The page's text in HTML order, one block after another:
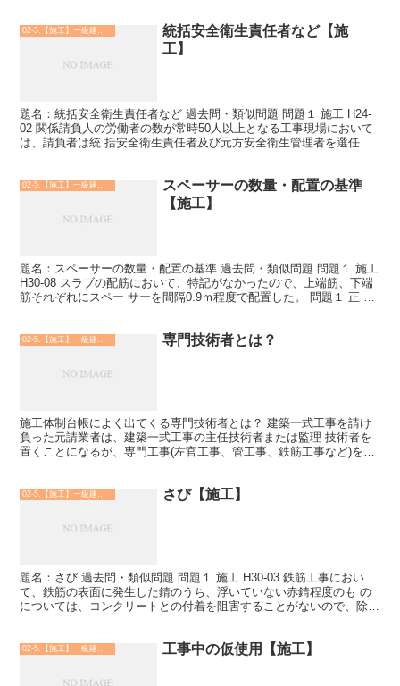
統括安全衛生責任者など【施
工】
題名：統括安全衛生責任者など 過去問・類似問題 問題１ 施工 H24-
02 関係請負人の労働者の数が常時50人以上となる工事現場において
は、請負者は統 括安全衛生責任者及び元方安全衛生管理者を選任
スペーサーの数量・配置の基準
【施工】
題名：スペーサーの数量・配置の基準 過去問・類似問題 問題１ 施工
H30-08 スラブの配筋において、特記がなかったので、上端筋、下端
筋それぞれにスペー サーを間隔0.9ｍ程度で配置した。 問題１ 正 問
専門技術者とは？
施工体制台帳によく出てくる専門技術者とは？ 建築一式工事を請け
負った元請業者は、建築一式工事の主任技術者または監理 技術者を
置くことになるが、専門工事(左官工事、管工事、鉄筋工事など)を、
さび【施工】
題名：さび 過去問・類似問題 問題１ 施工 H30-03 鉄筋工事におい
て、鉄筋の表面に発生した錆のうち、浮いていない赤錆程度のも の
については、コンクリートとの付着を阻害することがないので、除去
工事中の仮使用【施工】